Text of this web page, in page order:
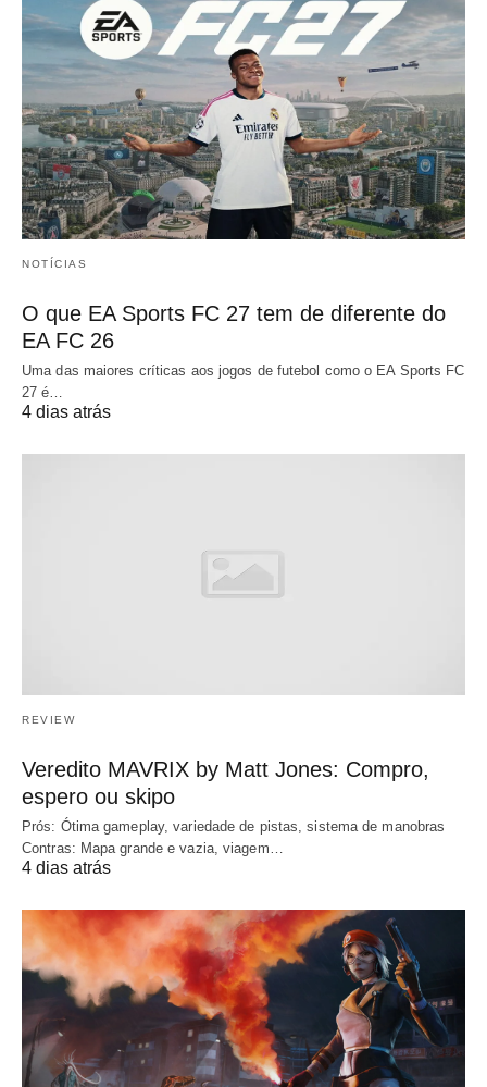
NOTÍCIAS
O que EA Sports FC 27 tem de diferente do
EA FC 26
Uma das maiores críticas aos jogos de futebol como o EA Sports FC
27 é…
4 dias atrás
REVIEW
Veredito MAVRIX by Matt Jones: Compro,
espero ou skipo
Prós: Ótima gameplay, variedade de pistas, sistema de manobras
Contras: Mapa grande e vazia, viagem…
4 dias atrás